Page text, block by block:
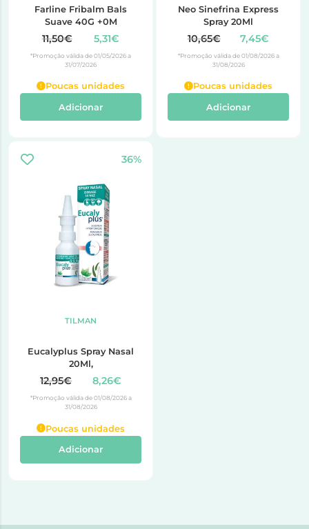
Farline Fribalm Bals
Suave 40G +0M
11,50€ 5,31€
*Promoção válida de 01/05/2026 a
31/07/2026
Poucas unidades
Adicionar
Neo Sinefrina Express
Spray 20Ml
10,65€ 7,45€
*Promoção válida de 01/08/2026 a
31/08/2026
Poucas unidades
Adicionar
36%
TILMAN
Eucalyplus Spray Nasal
20Ml,
12,95€ 8,26€
*Promoção válida de 01/08/2026 a
31/08/2026
Poucas unidades
Adicionar